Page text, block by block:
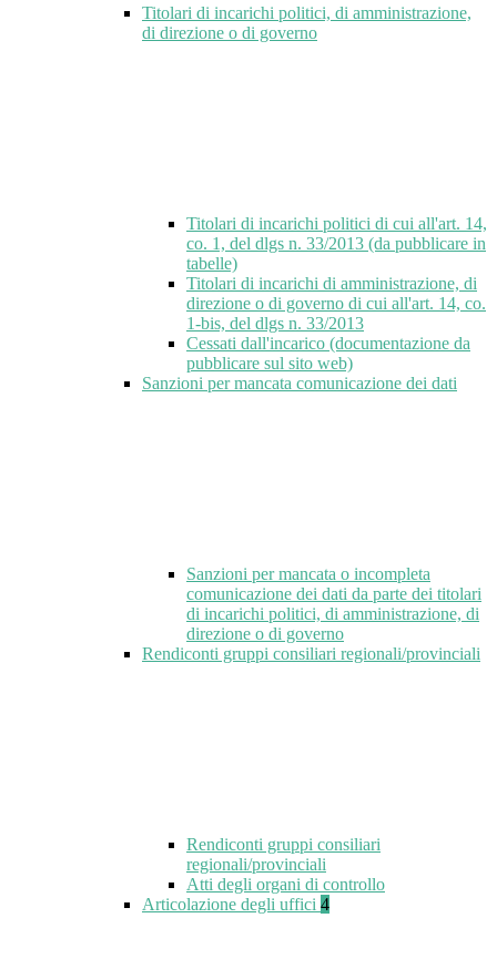
Titolari di incarichi politici, di amministrazione,
di direzione o di governo
Titolari di incarichi politici di cui all'art. 14,
co. 1, del dlgs n. 33/2013 (da pubblicare in
tabelle)
Titolari di incarichi di amministrazione, di
direzione o di governo di cui all'art. 14, co.
1-bis, del dlgs n. 33/2013
Cessati dall'incarico (documentazione da
pubblicare sul sito web)
Sanzioni per mancata comunicazione dei dati
Sanzioni per mancata o incompleta
comunicazione dei dati da parte dei titolari
di incarichi politici, di amministrazione, di
direzione o di governo
Rendiconti gruppi consiliari regionali/provinciali
Rendiconti gruppi consiliari
regionali/provinciali
Atti degli organi di controllo
Articolazione degli uffici 4